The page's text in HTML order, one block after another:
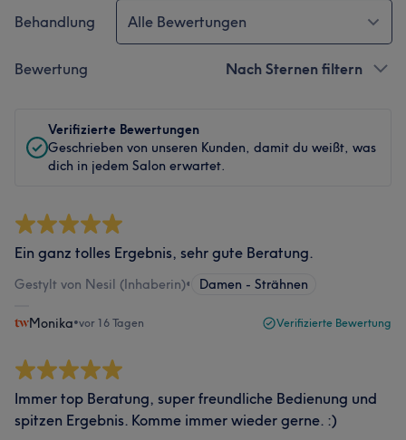
Behandlung Alle Bewertungen
Bewertung Nach Sternen filtern
Verifizierte Bewertungen
Geschrieben von unseren Kunden, damit du weißt, was
dich in jedem Salon erwartet.
Ein ganz tolles Ergebnis, sehr gute Beratung.
Gestylt von Nesil (Inhaberin)• Damen - Strähnen
Monika•vor 16 Tagen Verifizierte Bewertung
Immer top Beratung, super freundliche Bedienung und
spitzen Ergebnis. Komme immer wieder gerne. :)